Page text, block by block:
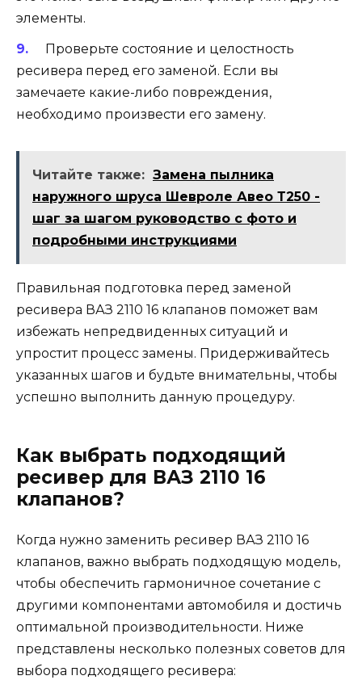
элементы.
Проверьте состояние и целостность
ресивера перед его заменой. Если вы
замечаете какие-либо повреждения,
необходимо произвести его замену.
Читайте также: Замена пылника
наружного шруса Шевроле Авео Т250 -
шаг за шагом руководство с фото и
подробными инструкциями
Правильная подготовка перед заменой
ресивера ВАЗ 2110 16 клапанов поможет вам
избежать непредвиденных ситуаций и
упростит процесс замены. Придерживайтесь
указанных шагов и будьте внимательны, чтобы
успешно выполнить данную процедуру.
Как выбрать подходящий
ресивер для ВАЗ 2110 16
клапанов?
Когда нужно заменить ресивер ВАЗ 2110 16
клапанов, важно выбрать подходящую модель,
чтобы обеспечить гармоничное сочетание с
другими компонентами автомобиля и достичь
оптимальной производительности. Ниже
представлены несколько полезных советов для
выбора подходящего ресивера: